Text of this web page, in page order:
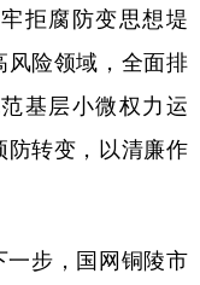
拒腐防变思想堤
险领域，全面排
基层小微权力运
转变，以清廉作
步，国网铜陵市